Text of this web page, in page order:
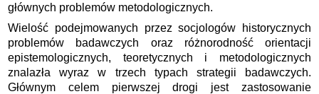
głównych problemów metodologicznych.
Wielość podejmowanych przez socjologów historycznych
problemów badawczych oraz różnorodność orientacji
epistemologicznych, teoretycznych i metodologicznych
znalazła wyraz w trzech typach strategii badawczych.
Głównym celem pierwszej drogi jest zastosowanie